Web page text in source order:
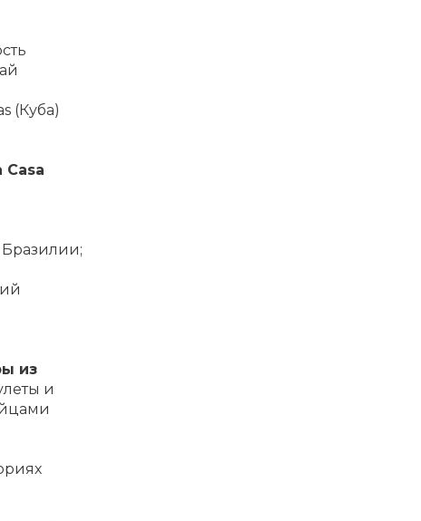
(Куба)
из
и